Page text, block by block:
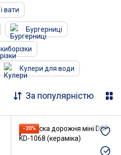
вати
Бургерниці
Кулери для води
За популярністю
−20%